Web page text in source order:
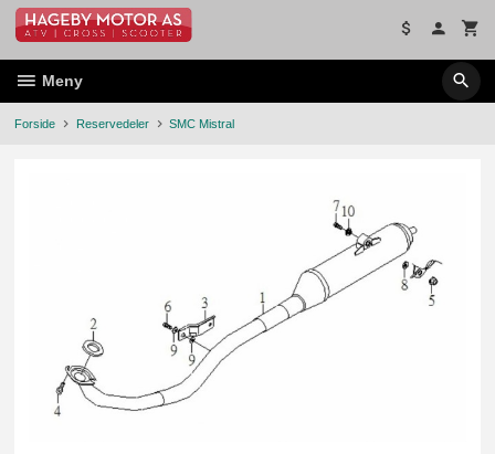
Gå
innholdet
Meny
Forside Reservedeler SMC Mistral